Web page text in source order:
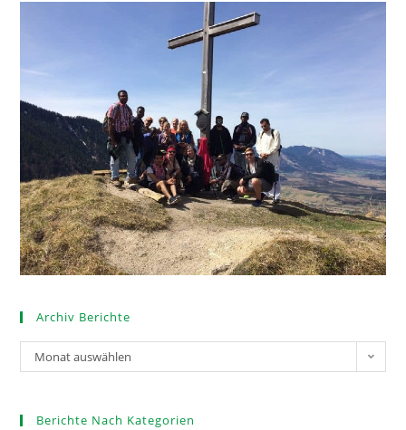
Archiv Berichte
Monat auswählen
Berichte Nach Kategorien